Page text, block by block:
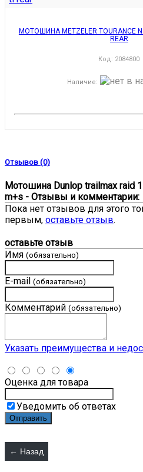
МОТОШИНА METZELER TOURANCE
REAR
Код: 2084800
Наличие:
Отзывов (0)
Мотошина Dunlop trailmax raid
m+s - Отзывы и комментарии:
Пока нет отзывов для этого
первым, оставьте отзыв.
оставьте отзыв
Имя (обязательно)
E-mail (обязательно)
Комментарий (обязательно)
Указать преимущества и
Оценка для товара
Уведомить об ответах